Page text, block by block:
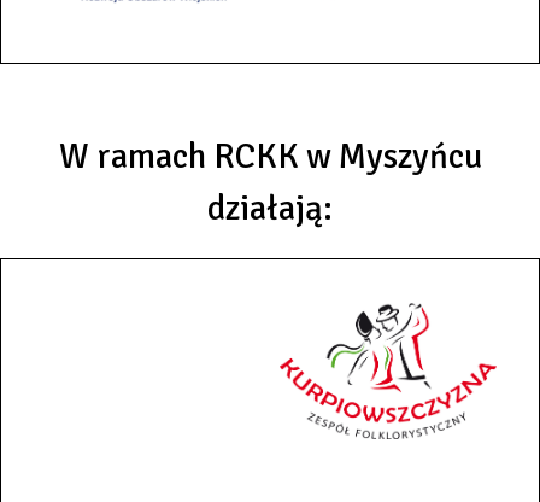
W ramach RCKK w Myszyńcu
działają: